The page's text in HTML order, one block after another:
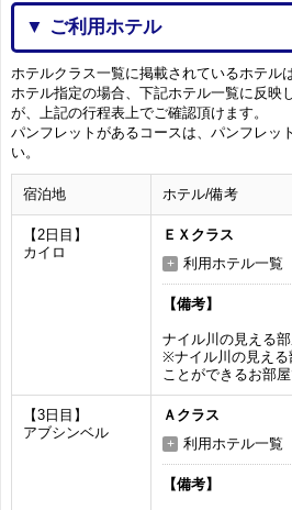
▼ ご利用ホテル
ホテルクラス一覧に掲載されているホテル
ホテル指定の場合、下記ホテル一覧に反映
が、上記の行程表上でご確認頂けます。
パンフレットがあるコースは、パンフレッ
い。
宿泊地 ホテル/備考
【2日目】
カイロ
ＥＸクラス
利用ホテル一覧
【備考】
ナイル川の見える
※ナイル川の見える
ことができるお部屋
【3日目】
アブシンベル
Ａクラス
利用ホテル一覧
【備考】